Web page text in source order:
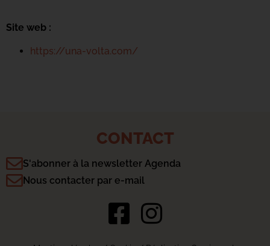
Site web :
https://una-volta.com/
CONTACT
S'abonner à la newsletter Agenda
Nous contacter par e-mail